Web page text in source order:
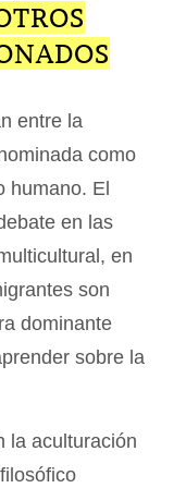
entre la
como
humano. El
en las
en
son
dominante
sobre la
la aculturación